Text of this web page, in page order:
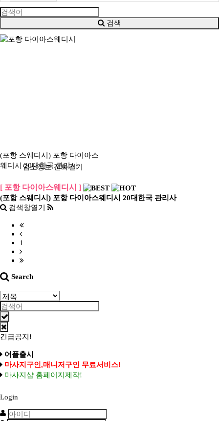
검색
(포항 스웨디시) 포항 다이아스
웨디시 20대한국 관리사
업소정보 전화걸기
[ 포항 다이아스웨디시 ]
(포항 스웨디시) 포항 다이아스웨디시 20대한국 관리사
검색창열기
1
Search
긴급공지!
어플출시
마사지구인,매니저구인 무료서비스!
마사지샵 홈페이지제작!
Login